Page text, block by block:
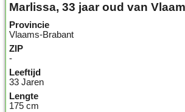
Marlissa, 33 jaar oud van
Provincie
Vlaams-Brabant
ZIP
-
Leeftijd
33 Jaren
Lengte
175 cm